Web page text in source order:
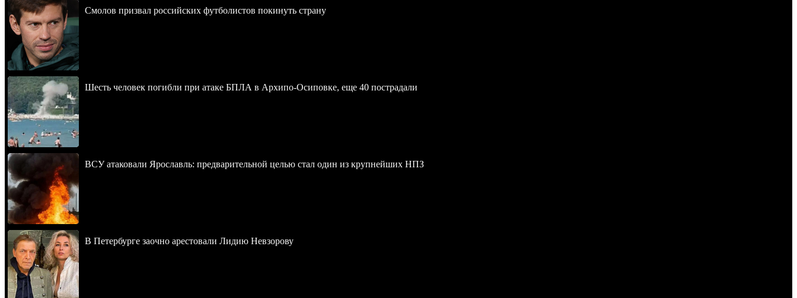
Смолов призвал российских футболистов покинуть страну
Шесть человек погибли при атаке БПЛА в Архипо-Осиповке, еще 40 пострадали
ВСУ атаковали Ярославль: предварительной целью стал один из крупнейших НПЗ
В Петербурге заочно арестовали Лидию Невзорову